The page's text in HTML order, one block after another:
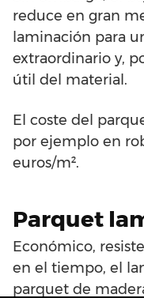
reduce en gran
laminación para
extraordinario y,
útil del material.
El coste del
por ejemplo en
euros/m².
Parquet
Económico,
en el tiempo, el
parquet de